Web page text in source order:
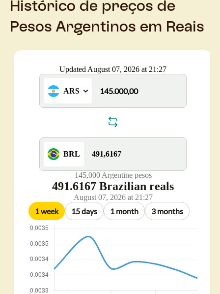
Histórico de preços de
Pesos Argentinos em Reais